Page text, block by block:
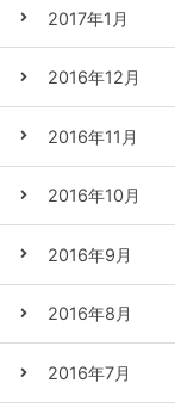
2017年1月
2016年12月
2016年11月
2016年10月
2016年9月
2016年8月
2016年7月